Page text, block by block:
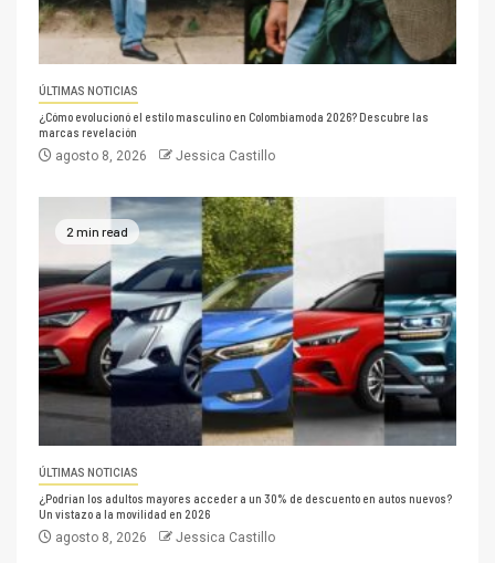
ÚLTIMAS NOTICIAS
¿Cómo evolucionó el estilo masculino en Colombiamoda 2026? Descubre las
marcas revelación
agosto 8, 2026 Jessica Castillo
2 min read
ÚLTIMAS NOTICIAS
¿Podrían los adultos mayores acceder a un 30% de descuento en autos nuevos?
Un vistazo a la movilidad en 2026
agosto 8, 2026 Jessica Castillo